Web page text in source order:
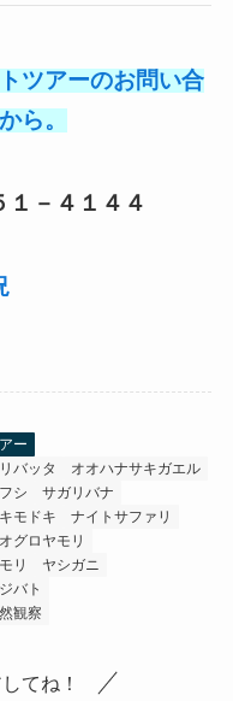
ツアーのお問い合
ら。
－４１４４
ー
バッタ
オオハナサキガエル
シ
サガリバナ
モドキ
ナイトサファリ
グロヤモリ
リ
ヤシガニ
バト
観察
てね！